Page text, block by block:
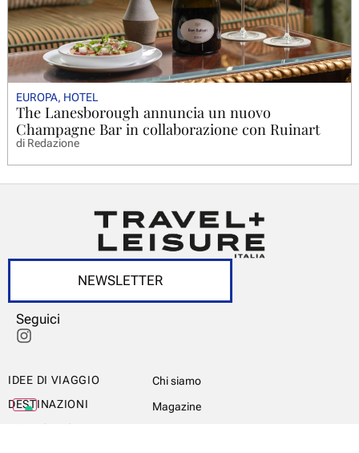
EUROPA, HOTEL
The Lanesborough annuncia un nuovo
Champagne Bar in collaborazione con Ruinart
diRedazione
NEWSLETTER
Seguici
IDEE DI VIAGGIO
DESTINAZIONI
ITALY’S BEST
Chi siamo
Magazine